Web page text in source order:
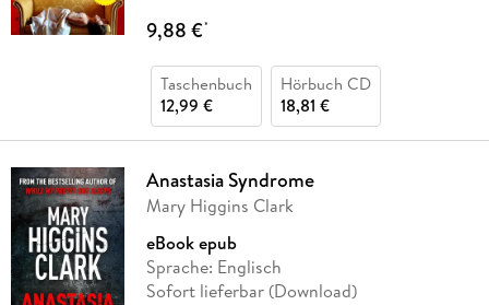
9,88 €*
Taschenbuch
12,99 €
Hörbuch CD
18,81 €
Anastasia Syndrome
Mary Higgins Clark
eBook epub
Sprache: Englisch
Sofort lieferbar (Download)